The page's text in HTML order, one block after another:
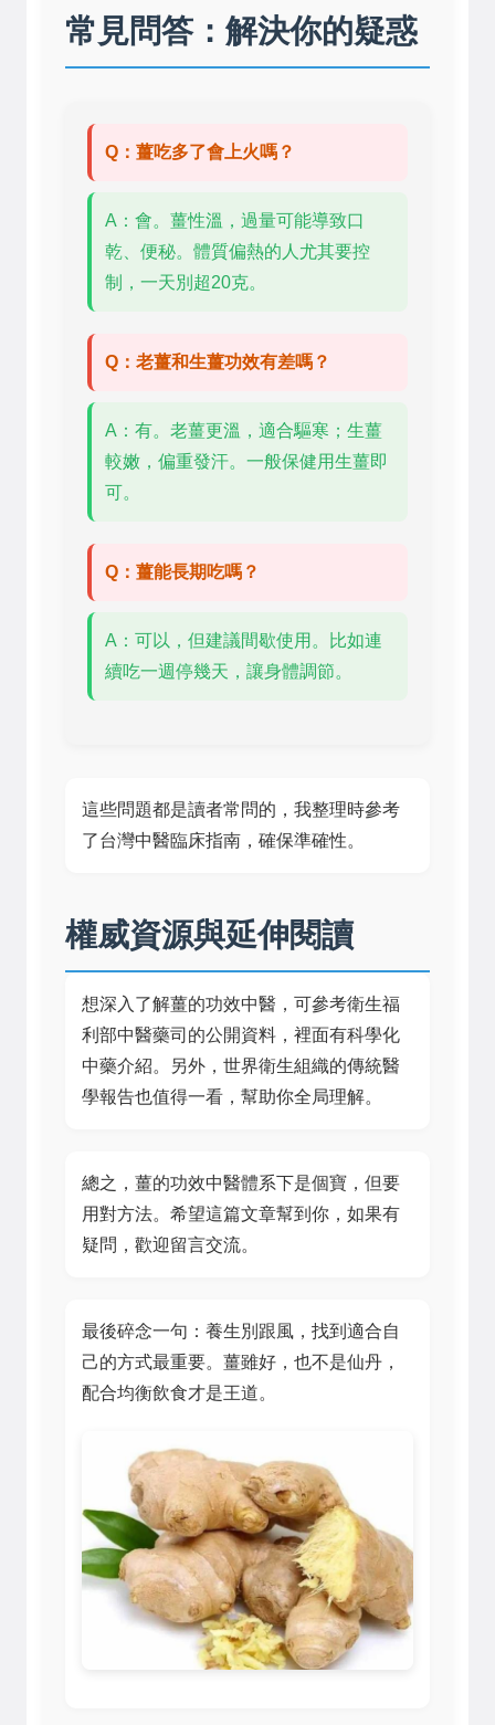
常見問答：解決你的疑惑
Q：薑吃多了會上火嗎？
A：會。薑性溫，過量可能導致口
乾、便秘。體質偏熱的人尤其要控
制，一天別超20克。
Q：老薑和生薑功效有差嗎？
A：有。老薑更溫，適合驅寒；生薑
較嫩，偏重發汗。一般保健用生薑即
可。
Q：薑能長期吃嗎？
A：可以，但建議間歇使用。比如連
續吃一週停幾天，讓身體調節。
這些問題都是讀者常問的，我整理時參考
了台灣中醫臨床指南，確保準確性。
權威資源與延伸閱讀
想深入了解薑的功效中醫，可參考衛生福
利部中醫藥司的公開資料，裡面有科學化
中藥介紹。另外，世界衛生組織的傳統醫
學報告也值得一看，幫助你全局理解。
總之，薑的功效中醫體系下是個寶，但要
用對方法。希望這篇文章幫到你，如果有
疑問，歡迎留言交流。
最後碎念一句：養生別跟風，找到適合自
己的方式最重要。薑雖好，也不是仙丹，
配合均衡飲食才是王道。